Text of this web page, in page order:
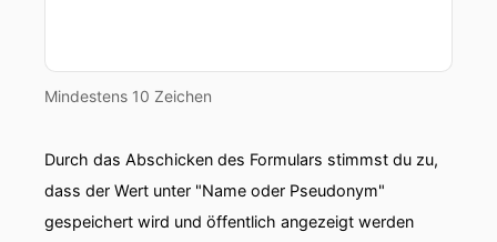
Mindestens 10 Zeichen
Durch das Abschicken des Formulars stimmst du zu,
dass der Wert unter "Name oder Pseudonym"
gespeichert wird und öffentlich angezeigt werden